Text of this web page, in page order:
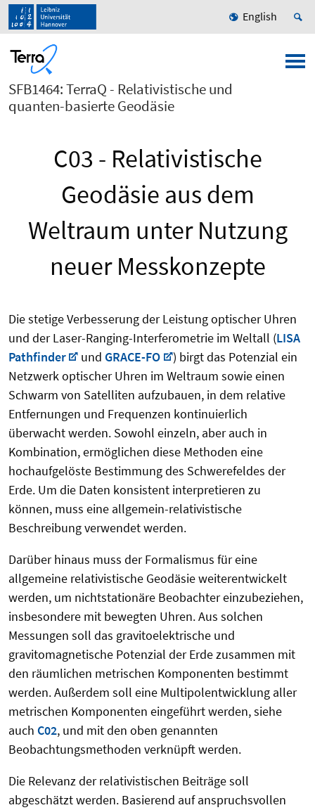
English
SFB1464: TerraQ - Relativistische und
quanten-basierte Geodäsie
C03 - Relativistische
Geodäsie aus dem
Weltraum unter Nutzung
neuer Messkonzepte
Die stetige Verbesserung der Leistung optischer Uhren
und der Laser-Ranging-Interferometrie im Weltall (LISA
Pathfinder
und GRACE-FO ) birgt das Potenzial ein
NetzwerkoptischerUhren im Weltraum sowieeinen
Schwarm von Satelliten aufzubauen, in dem relative
Entfernungen und Frequenzen kontinuierlich
überwachtwerden. Sowohl einzeln, aber auch in
Kombination, ermöglichen diese Methoden eine
hochaufgelöste Bestimmung des Schwerefeldes der
Erde. Um die Daten konsistent interpretieren zu
können, muss eine allgemein-relativistische
Beschreibungverwendetwerden.
Darüber hinaus muss derFormalismus füreine
allgemeine relativistische Geodäsieweiterentwickelt
werden, um nichtstationäre Beobachtereinzubeziehen,
insbesondere mit bewegten Uhren. Aus solchen
Messungen soll das gravitoelektrische und
gravitomagnetische Potenzial der Erde zusammen mit
den räumlichen metrischen Komponenten bestimmt
werden. Außerdem soll eine Multipolentwicklung aller
metrischen Komponenten eingeführt werden, siehe
auch C02, und mit den oben genannten
Beobachtungsmethoden verknüpft werden.
Die Relevanz der relativistischen Beiträge soll
abgeschätzt werden. Basierend auf anspruchsvollen